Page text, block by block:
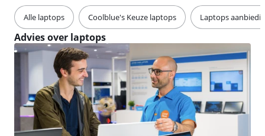
Alle laptops Coolblue's Keuze laptops Laptops
Advies over laptops